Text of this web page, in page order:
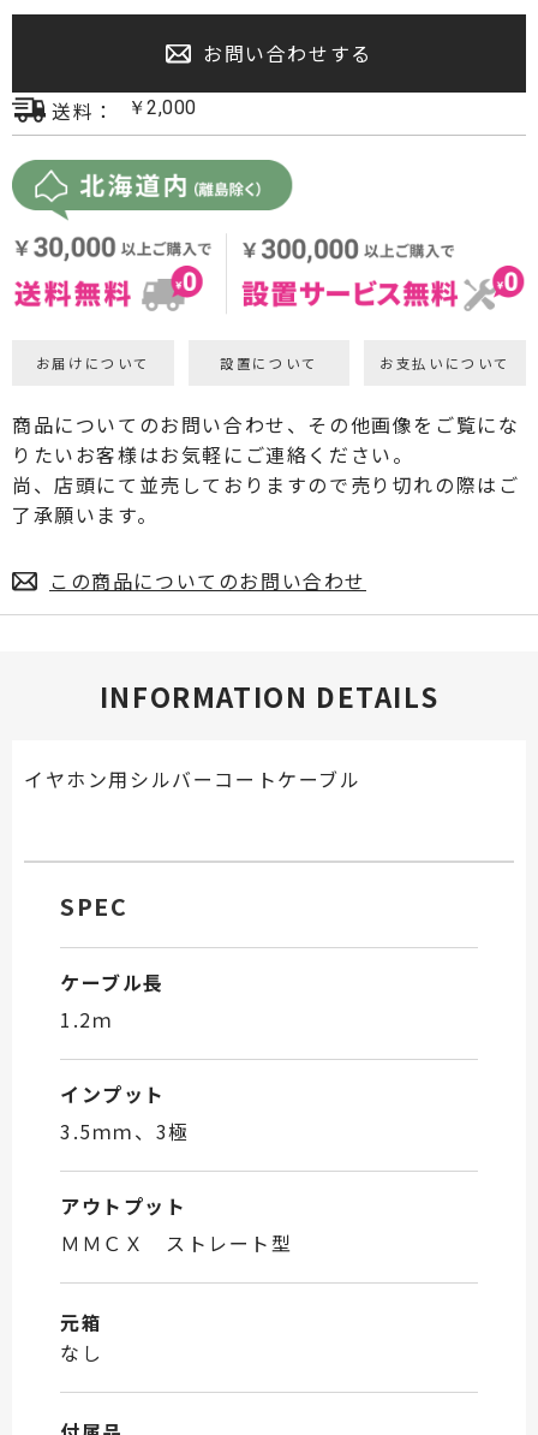
サウンドバー・アンプ内蔵型スピーカー
お問い合わせする
送料：
￥2,000
お届けについて 設置について お支払いについて
商品についてのお問い合わせ、その他画像をご覧にな
りたいお客様はお気軽にご連絡ください。
尚、店頭にて並売しておりますので売り切れの際はご
了承願います。
この商品についてのお問い合わせ
INFORMATION DETAILS
イヤホン用シルバーコートケーブル
SPEC
ケーブル長
1.2ｍ
インプット
3.5ｍｍ、3極
アウトプット
ＭＭＣＸ ストレート型
元箱
なし